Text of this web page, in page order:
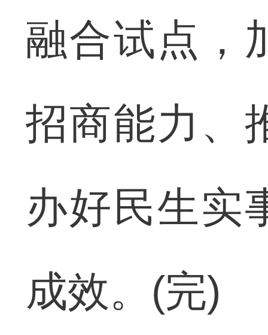
融合试点，
招商能力、
办好民生实
成效。(完)